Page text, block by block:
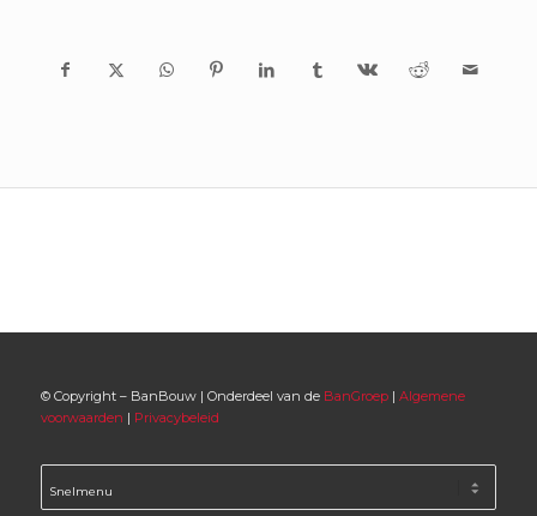
© Copyright – BanBouw | Onderdeel van de BanGroep| Algemene
voorwaarden | Privacybeleid